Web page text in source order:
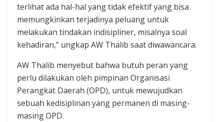
terlihat ada hal-hal yang tidak efektif yang bisa
memungkinkan terjadinya peluang untuk
melakukan tindakan indisipliner, misalnya soal
kehadiran,” ungkap AW Thalib saat diwawancara.
AW Thalib menyebut bahwa butuh peran yang
perlu dilakukan oleh pimpinan Organisasi
Perangkat Daerah (OPD), untuk mewujudkan
sebuah kedisiplinan yang permanen di masing-
masing OPD.